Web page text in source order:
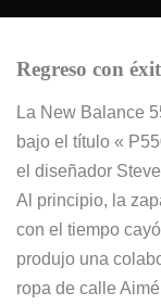
Regreso con
La New Balance
bajo el título «
el diseñador
Al principio, la
con el tiempo
produjo una
ropa de calle